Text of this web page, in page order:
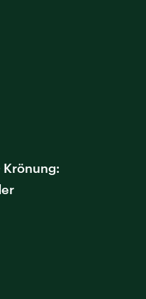
Krönung: